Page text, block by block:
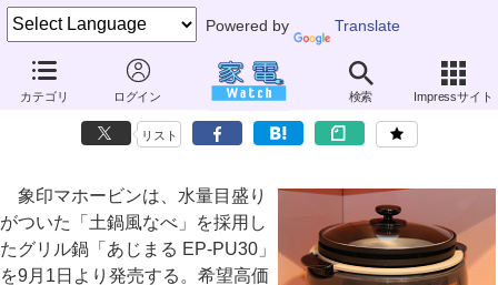
Powered by Translate
カテゴリ ログイン 検索 Impressサイト
象印、水量目盛りがついた「土鍋風なべ」採用のグリル鍋
～焼き肉やすき焼き用の鍋も付属
リスト
象印マホービンは、水量目盛り
がついた「土鍋風なべ」を採用し
たグリル鍋「あじまる EP-PU30」
を9月1日より発売する。希望高価